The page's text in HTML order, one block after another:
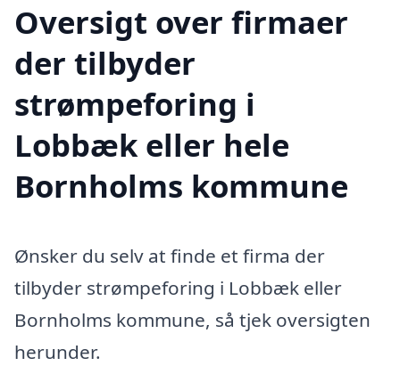
Oversigt over firmaer
der tilbyder
strømpeforing i
Lobbæk eller hele
Bornholms kommune
Ønsker du selv at finde et firma der
tilbyder strømpeforing i Lobbæk eller
Bornholms kommune, så tjek oversigten
herunder.